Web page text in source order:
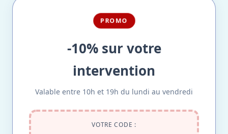
PROMO
-10% sur votre
intervention
Valable entre 10h et 19h du lundi au vendredi
VOTRE CODE :